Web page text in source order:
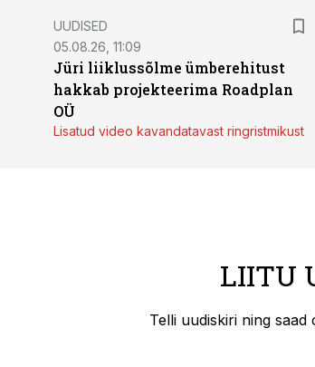
UUDISED
05.08.26, 11:09
Jüri liiklussõlme ümberehitust
hakkab projekteerima Roadplan
OÜ
Lisatud video kavandatavast ringristmikust
LIITU
Telli uudiskiri ning saad